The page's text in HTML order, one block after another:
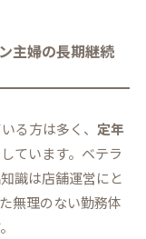
主婦の長期継続
る方は多く、 定年
ています。ベテラ
識は店舗運営にと
無理のない勤務体